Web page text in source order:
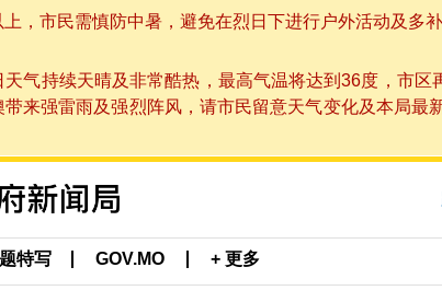
，市民需慎防中暑，避免在烈日下进行户外活动及多
气持续天晴及非常酷热，最高气温将达到36度，市区
来强雷雨及强烈阵风，请市民留意天气变化及本局最
特写 GOV.MO + 更多